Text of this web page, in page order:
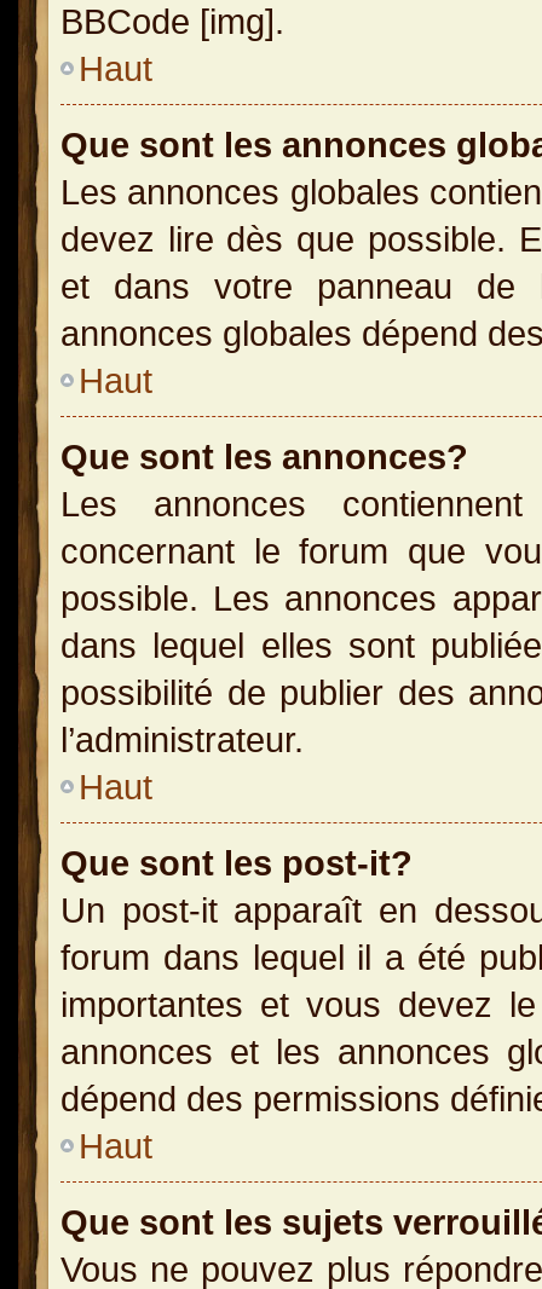
BBCode [img].
Haut
Que sont les annonces
Les annonces globales
devez lire dès que possible.
et dans votre panneau de
annonces globales dépend
Haut
Que sont les annonces?
Les annonces
concernant le forum que
possible. Les annonces
dans lequel elles sont
possibilité de publier des
l’administrateur.
Haut
Que sont les post-it?
Un post-it apparaît en
forum dans lequel il a été
importantes et vous devez
annonces et les annonces
dépend des permissions
Haut
Que sont les sujets
Vous ne pouvez plus